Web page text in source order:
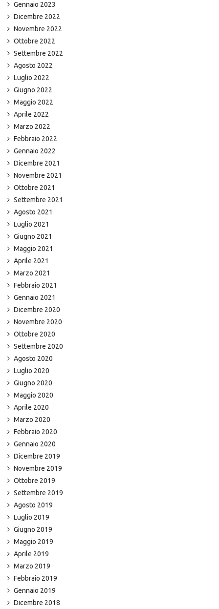
Gennaio 2023
Dicembre 2022
Novembre 2022
Ottobre 2022
Settembre 2022
Agosto 2022
Luglio 2022
Giugno 2022
Maggio 2022
Aprile 2022
Marzo 2022
Febbraio 2022
Gennaio 2022
Dicembre 2021
Novembre 2021
Ottobre 2021
Settembre 2021
Agosto 2021
Luglio 2021
Giugno 2021
Maggio 2021
Aprile 2021
Marzo 2021
Febbraio 2021
Gennaio 2021
Dicembre 2020
Novembre 2020
Ottobre 2020
Settembre 2020
Agosto 2020
Luglio 2020
Giugno 2020
Maggio 2020
Aprile 2020
Marzo 2020
Febbraio 2020
Gennaio 2020
Dicembre 2019
Novembre 2019
Ottobre 2019
Settembre 2019
Agosto 2019
Luglio 2019
Giugno 2019
Maggio 2019
Aprile 2019
Marzo 2019
Febbraio 2019
Gennaio 2019
Dicembre 2018